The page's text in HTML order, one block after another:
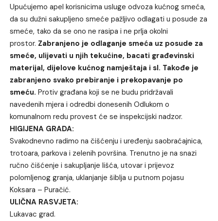
Upućujemo apel korisnicima usluge odvoza kućnog smeća,
da su dužni sakupljeno smeće pažljivo odlagati u posude za
smeće, tako da se ono ne rasipa i ne prlja okolni
prostor. Zabranjeno je odlaganje smeća uz posude za
smeće, ulijevati u njih tekućine, bacati građevinski
materijal, dijelove kućnog namještaja i sl. Takođe je
zabranjeno svako prebiranje i prekopavanje po
smeću. Protiv građana koji se ne budu pridržavali
navedenih mjera i odredbi donesenih Odlukom o
komunalnom redu provest će se inspekcijski nadzor.
HIGIJENA GRADA:
Svakodnevno radimo na čišćenju i uređenju saobraćajnica,
trotoara, parkova i zelenih površina. Trenutno je na snazi
ručno čišćenje i sakupljanje lišća, utovar i prijevoz
polomljenog granja, uklanjanje šiblja u putnom pojasu
Koksara – Puračić.
ULIČNA RASVJETA:
Lukavac grad.